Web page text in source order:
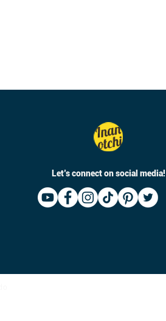
Let’s connect on social media!